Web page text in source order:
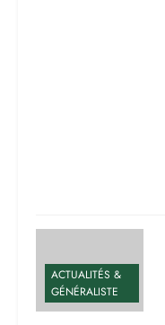
ACTUALITÉS &
GÉNÉRALISTE